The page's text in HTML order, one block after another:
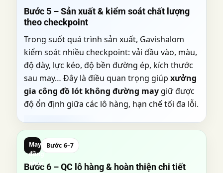
Bước 5 – Sản xuất & kiểm soát chất lượng
theo checkpoint
Trong suốt quá trình sản xuất, Gavishalom
kiểm soát nhiều checkpoint: vải đầu vào, màu,
độ dày, lực kéo, độ bền đường ép, kích thước
sau may… Đây là điều quan trọng giúp xưởng
gia công đồ lót không đường may giữ được
độ ổn định giữa các lô hàng, hạn chế tối đa lỗi.
May
đồng
phục
Bước 6–7
Bước 6 – QC lô hàng & hoàn thiện chi tiết